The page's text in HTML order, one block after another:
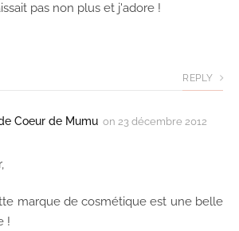
pas non plus et j'adore !
REPLY
Coeur de Mumu on 23 décembre 2012
marque de cosmétique est une belle
!